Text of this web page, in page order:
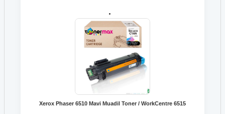
Xerox Phaser 6510 Mavi Muadil Toner / WorkCentre 6515